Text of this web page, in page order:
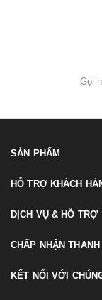
Gọi
SẢN PHẨM
HỖ TRỢ KHÁCH
DỊCH VỤ & HỖ TRỢ
CHẤP NHẬN THANH
KẾT NỐI VỚI